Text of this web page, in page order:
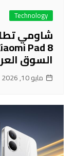
Technology
شاومي
السوق
مايو 10, 2026